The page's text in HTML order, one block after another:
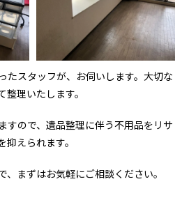
たスタッフが、お伺いします。大切な
理いたします。
すので、遺品整理に伴う不用品をリサ
えられます。
、まずはお気軽にご相談ください。